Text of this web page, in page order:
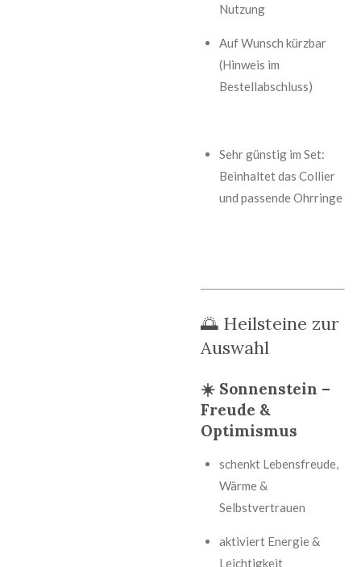
Nutzung
Auf Wunsch kürzbar
(Hinweis im
Bestellabschluss)
Sehr günstig im Set:
Beinhaltet das Collier
und passende Ohrringe
🌅 Heilsteine zur
Auswahl
☀️ Sonnenstein –
Freude &
Optimismus
schenkt Lebensfreude,
Wärme &
Selbstvertrauen
aktiviert Energie &
Leichtigkeit